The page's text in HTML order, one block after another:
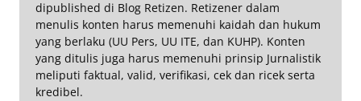
dipublished di Blog Retizen. Retizener dalam
menulis konten harus memenuhi kaidah dan hukum
yang berlaku (UU Pers, UU ITE, dan KUHP). Konten
yang ditulis juga harus memenuhi prinsip Jurnalistik
meliputi faktual, valid, verifikasi, cek dan ricek serta
kredibel.